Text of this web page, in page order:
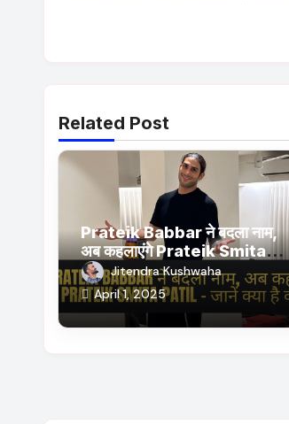
Related Post
Prateik Babbar ने बदला नाम,
अब कहलाएंगे Prateik Smita
Patil – जानें क्या है वजह
Jitendra Kushwaha
April 1, 2025